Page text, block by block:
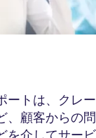
ートは、クレ
、顧客からの
を介してサー